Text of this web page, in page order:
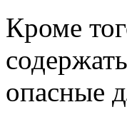
Кроме
опасные